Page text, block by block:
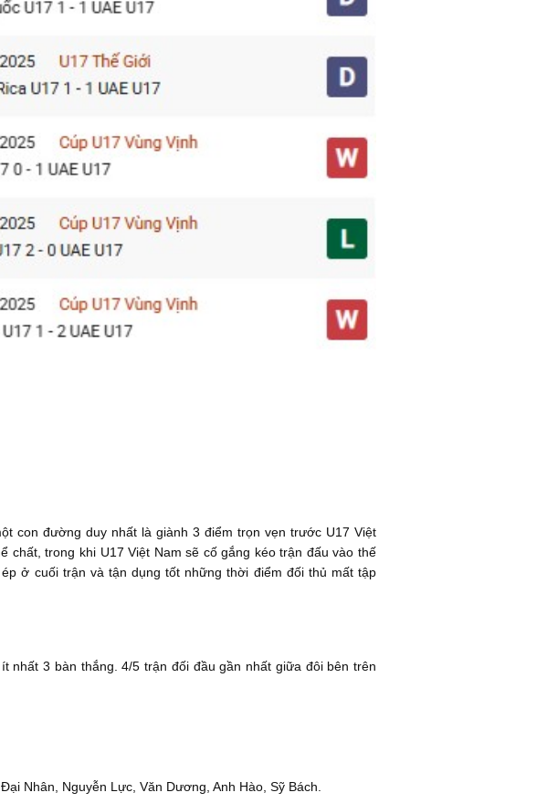
con đường duy nhất là giành 3 điểm trọn vẹn trước U17 Việt
trong khi U17 Việt Nam sẽ cố gắng kéo trận đấu vào thế
ở cuối trận và tận dụng tốt những thời điểm đối thủ mất tập
nhất 3 bàn thắng. 4/5 trận đối đầu gần nhất giữa đôi bên trên
Nhân, Nguyễn Lực, Văn Dương, Anh Hào, Sỹ Bách.